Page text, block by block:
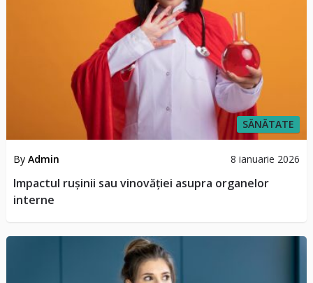
SĂNĂTATE
By Admin 8 ianuarie 2026
Impactul rușinii sau vinovăției asupra organelor
interne